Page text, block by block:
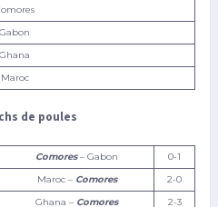
Gabon
Ghana
Maroc
de poules
Comores– Gabon
0-1
Maroc – Comores
2-0
Ghana – Comores 2-3